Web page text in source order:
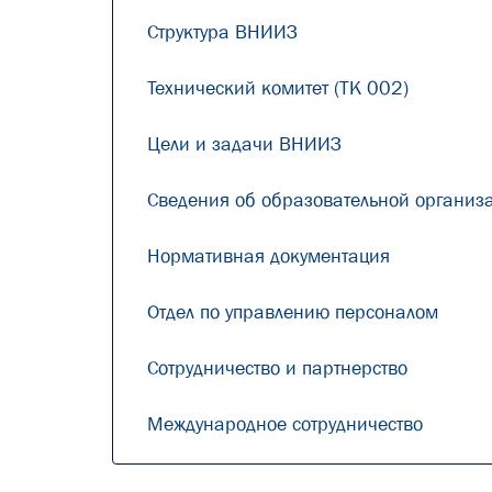
Структура ВНИИЗ
Технический комитет (ТК 002)
Цели и задачи ВНИИЗ
Сведения об образовательной
Нормативная документация
Отдел по управлению персоналом
Сотрудничество и партнерство
Международное сотрудничество